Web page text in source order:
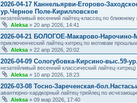
2026-04-17 Каннельярви-Егорово-
ур.Черное Поле-Кирилловское
незатейливый весенний лайтец-классец по ближнему
Aleksa » 20 апр 2026, 14:41
2026-04-21 БОЛОГОЕ-Макарово-
приключенческий лайтец-хитрец по мотивам
Aleksa » 22 апр 2026, 20:02
2026-04-09 Сологубовка-Кирсино-выс.59-
незатейливый весенний классический лайтец-хитрец)
Aleksa » 10 апр 2026, 18:23
2026-03-08 Тосно-Зареченская-
авантюрно-хардкорный лайтец-трейлец по
Aleksa » 09 мар 2026, 17:40